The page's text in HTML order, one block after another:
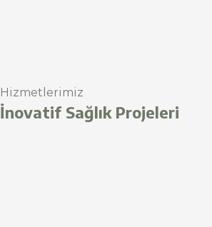
Hizmetlerimiz
İnovatif Sağlık Projeleri